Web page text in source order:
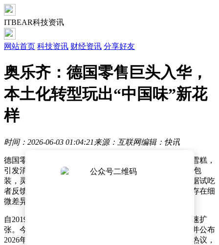
ITBEAR科技资讯
网站首页 科技资讯 财经资讯 分享好友
奥乐齐：德国零售巨头入华，
本土化转型玩出“中国味”新花
样
时间：2026-06-03 01:04:21 来源：互联网编辑：快讯
德国零售品牌奥乐齐近日在中国市场推出德式啤酒风味雪糕，
引发消费者关注。这款售价5.9元的雪糕采用黑红黄三色包
装，灵感源自德国国旗配色，每个颜色对应不同口味。据试吃
者反馈，产品虽不含酒精，但啤酒花香浓郁，三色口味存在细
微差异，让人联想起童年经典的三色杯冰淇淋。
自2019年进入上海市场以来，奥乐齐凭借本土化策略迅速扩
张。今年三月，该品牌宣布在中国市场达成百店目标，并公布
2026年前新增超50家门店的计划。其经营模式引发行业热议，